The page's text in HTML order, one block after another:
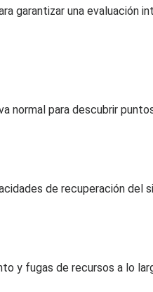
garantizar una evaluación
normal para descubrir
de recuperación del
y fugas de recursos a lo